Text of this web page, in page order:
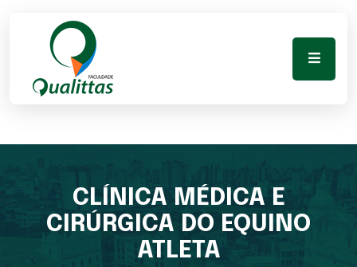
CLÍNICA MÉDICA E
CIRÚRGICA DO EQUINO
ATLETA